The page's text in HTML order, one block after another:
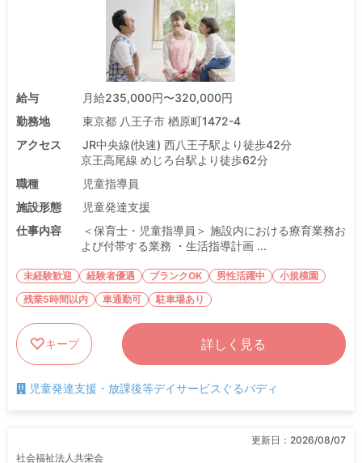
給与
月給235,000円〜320,000円
勤務地
東京都 八王子市 楢原町1472-4
アクセス
JR中央線(快速) 西八王子駅より徒歩42分
京王高尾線 めじろ台駅より徒歩62分
職種
児童指導員
施設形態
児童発達支援
仕事内容
＜保育士・児童指導員＞ 施設内における療育業務お
よび付帯する業務 ・生活指導計画 ...
未経験歓迎 経験者優遇 ブランクOK 男性活躍中
小規模園
残業5時間以内
車通勤可 駐車場あり
キープ 詳しく見る
児童発達支援・放課後等デイサービスぐるバディ
更新日： 2026/08/07
社会福祉法人共栄会